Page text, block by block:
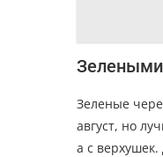
Зеленые
август, но
а с